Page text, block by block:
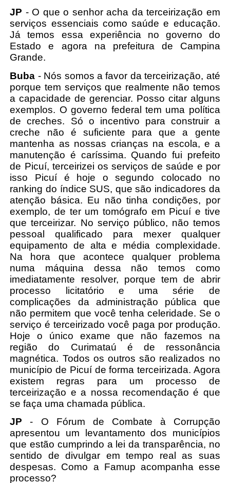
JP - O que o senhor acha da terceirização em
serviços essenciais como saúde e educação.
Já temos essa experiência no governo do
Estado e agora na prefeitura de Campina
Grande.
Buba - Nós somos a favor da terceirização, até
porque tem serviços que realmente não temos
a capacidade de gerenciar. Posso citar alguns
exemplos. O governo federal tem uma política
de creches. Só o incentivo para construir a
creche não é suficiente para que a gente
mantenha as nossas crianças na escola, e a
manutenção é caríssima. Quando fui prefeito
de Picuí, terceirizei os serviços de saúde e por
isso Picuí é hoje o segundo colocado no
ranking do índice SUS, que são indicadores da
atenção básica. Eu não tinha condições, por
exemplo, de ter um tomógrafo em Picuí e tive
que terceirizar. No serviço público, não temos
pessoal qualificado para mexer qualquer
equipamento de alta e média complexidade.
Na hora que acontece qualquer problema
numa máquina dessa não temos como
imediatamente resolver, porque tem de abrir
processo licitatório e uma série de
complicações da administração pública que
não permitem que você tenha celeridade. Se o
serviço é terceirizado você paga por produção.
Hoje o único exame que não fazemos na
região do Curimataú é de ressonância
magnética. Todos os outros são realizados no
município de Picuí de forma terceirizada. Agora
existem regras para um processo de
terceirização e a nossa recomendação é que
se faça uma chamada pública.
JP- O Fórum de Combate à Corrupção
apresentou um levantamento dos municípios
que estão cumprindo a lei da transparência, no
sentido de divulgar em tempo real as suas
despesas. Como a Famup acompanha esse
processo?